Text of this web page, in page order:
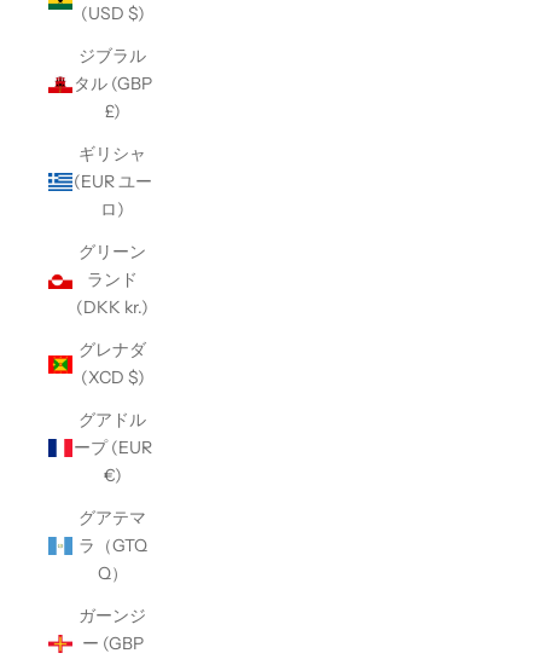
(USD $)
ジブラル
タル (GBP
£)
ギリシャ
(EUR ユー
ロ)
グリーン
ランド
(DKK kr.)
グレナダ
(XCD $)
グアドル
ープ (EUR
€)
グアテマ
ラ（GTQ
Q）
ガーンジ
ー (GBP